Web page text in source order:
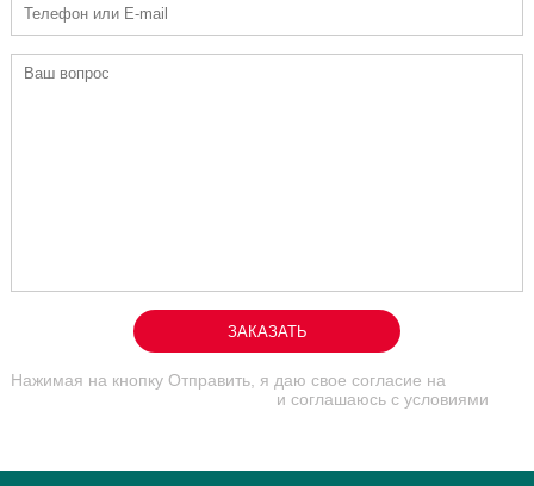
ЗАКАЗАТЬ
Нажимая на кнопку Отправить, я даю свое согласие на
и соглашаюсь с условиями